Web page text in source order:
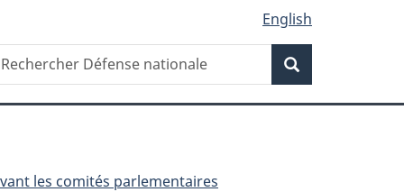
English
Recherche
les comités parlementaires